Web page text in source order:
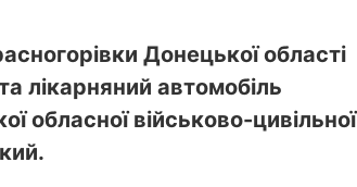
Донецької області
лікарняний автомобіль
обласної військово-цивільної